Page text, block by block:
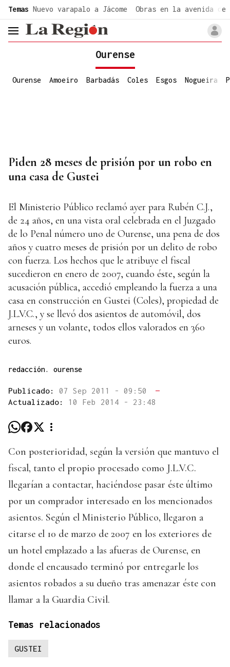
Temas Nuevo varapalo a Jácome Obras en la avenida de
header.menu.open
Ourense
Ourense Amoeiro Barbadás Coles Esgos Nogueira
Piden 28 meses de prisión por un robo en
una casa de Gustei
El Ministerio Público reclamó ayer para Rubén C.J.,
de 24 años, en una vista oral celebrada en el Juzgado
de lo Penal número uno de Ourense, una pena de dos
años y cuatro meses de prisión por un delito de robo
con fuerza. Los hechos que le atribuye el fiscal
sucedieron en enero de 2007, cuando éste, según la
acusación pública, accedió empleando la fuerza a una
casa en construcción en Gustei (Coles), propiedad de
J.L.V.C., y se llevó dos asientos de automóvil, dos
arneses y un volante, todos ellos valorados en 360
euros.
redacción. ourense
Publicado: 07 Sep 2011 - 09:50
—
Actualizado: 10 Feb 2014 - 23:48
Con posterioridad, según la versión que mantuvo el
fiscal, tanto el propio procesado como J.L.V.C.
llegarían a contactar, haciéndose pasar éste último
por un comprador interesado en los mencionados
asientos. Según el Ministerio Público, llegaron a
citarse el 10 de marzo de 2007 en los exteriores de
un hotel emplazado a las afueras de Ourense, en
donde el encausado terminó por entregarle los
asientos robados a su dueño tras amenazar éste con
llamar a la Guardia Civil.
Temas relacionados
GUSTEI